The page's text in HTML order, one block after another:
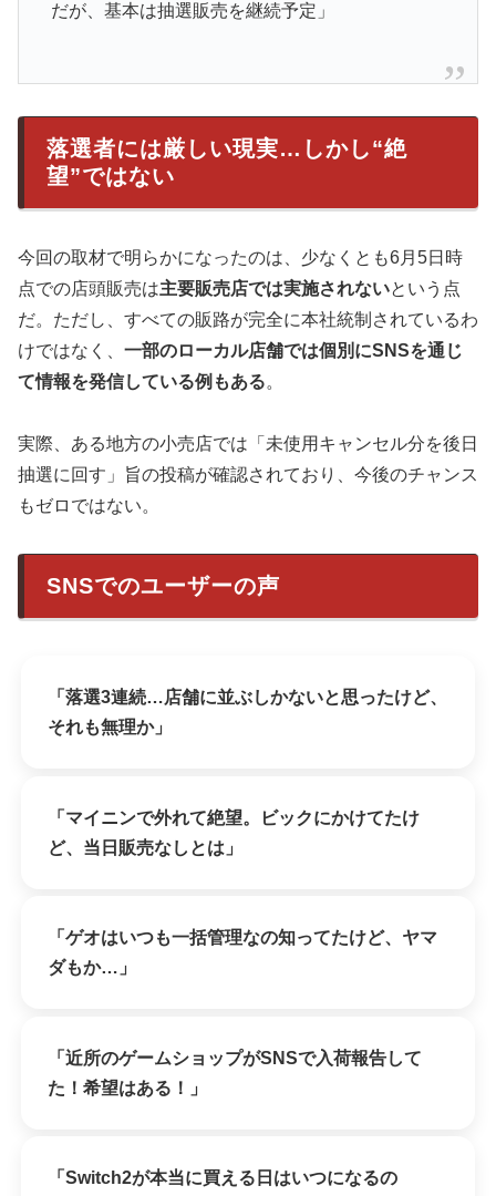
だが、基本は抽選販売を継続予定」
落選者には厳しい現実…しかし“絶
望”ではない
今回の取材で明らかになったのは、少なくとも6月5日時
点での店頭販売は主要販売店では実施されないという点
だ。ただし、すべての販路が完全に本社統制されているわ
けではなく、 一部のローカル店舗では個別にSNSを通じ
て情報を発信している例もある。
実際、ある地方の小売店では「未使用キャンセル分を後日
抽選に回す」旨の投稿が確認されており、今後のチャンス
もゼロではない。
SNSでのユーザーの声
「落選3連続…店舗に並ぶしかないと思ったけど、
それも無理か」
「マイニンで外れて絶望。ビックにかけてたけ
ど、当日販売なしとは」
「ゲオはいつも一括管理なの知ってたけど、ヤマ
ダもか…」
「近所のゲームショップがSNSで入荷報告して
た！希望はある！」
「Switch2が本当に買える日はいつになるの